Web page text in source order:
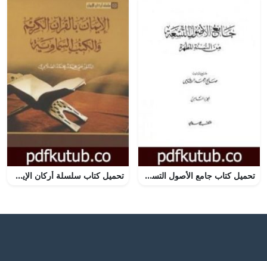
تحميل كتاب جامع الأصول التسعة من السنة المطهرة – الجزء الثامن PDF تأليف صالح أحمد الشامي مجانا [كامل] تحميل كتاب سلسلة أركان الإيمان – الإيمان بالقرآن الكريم والكتب السماوية PDF تأليف علي محمد الصلابي مجانا [كامل]